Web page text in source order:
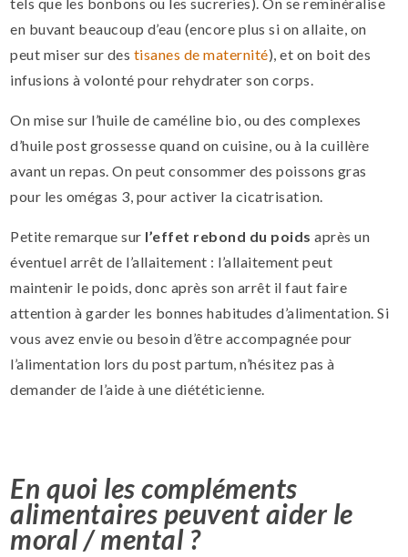
en buvant beaucoup d’eau (encore plus si on allaite, on
peut miser sur des tisanes de maternité), et on boit des
infusions à volonté pour rehydrater son corps.
On mise sur l’huile de caméline bio, ou des complexes
d’huile post grossesse quand on cuisine, ou à la cuillère
avant un repas. On peut consommer des poissons gras
pour les omégas 3, pour activer la cicatrisation.
Petite remarque sur l’effet rebond du poids après un
éventuel arrêt de l’allaitement : l’allaitement peut
maintenir le poids, donc après son arrêt il faut faire
attention à garder les bonnes habitudes d’alimentation. Si
vous avez envie ou besoin d’être accompagnée pour
l’alimentation lors du post partum, n’hésitez pas à
demander de l’aide à une diététicienne.
En quoi les compléments
alimentaires peuvent aider le
moral / mental ?